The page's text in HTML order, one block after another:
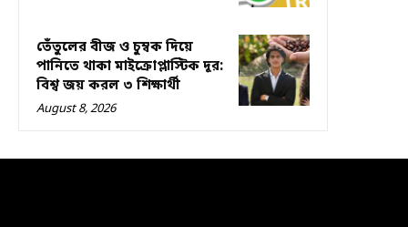
তেঁতুলের বীজ ও চুম্বক দিয়ে
পানিতে থাকা মাইক্রোপ্লাস্টিক দূর:
বিশ্ব জয় করল ৩ শিক্ষার্থী
August 8, 2026